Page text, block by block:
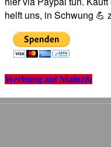
helft uns, in Schwung 💪
Werbung auf Mainz&